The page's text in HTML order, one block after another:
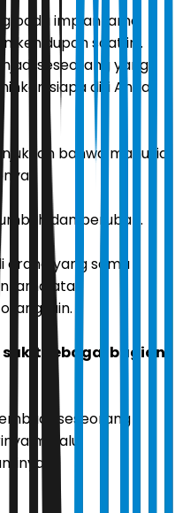
pada impian lama
kehidupan saat ini.
seseorang yang
siapa diri Anda
bahwa manusia
dan berubah.
orang yang sama
lama atau
lain.
sebagai bagian
seseorang
melalui